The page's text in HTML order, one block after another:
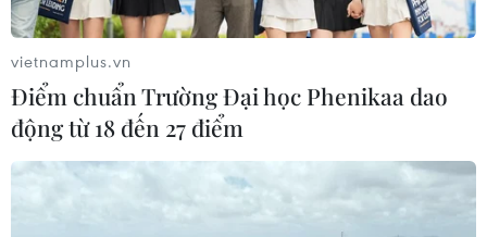
vietnamplus.vn
Điểm chuẩn Trường Đại học Phenikaa dao
động từ 18 đến 27 điểm